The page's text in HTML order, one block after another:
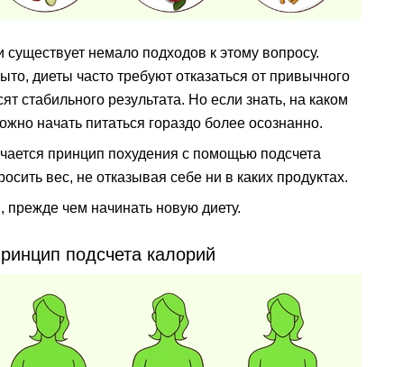
немало подходов к этому вопросу.
диеты часто требуют отказаться от привычного
стабильного результата. Но если знать, на каком
начать питаться гораздо более осознанно.
принцип похудения с помощью подсчета
вес, не отказывая себе ни в каких продуктах.
прежде чем начинать новую диету.
подсчета калорий